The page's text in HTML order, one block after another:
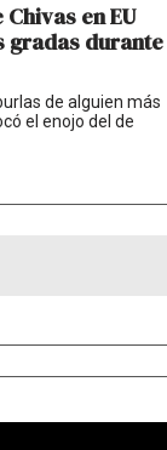
en EU
gradas durante
de alguien más
el enojo del de